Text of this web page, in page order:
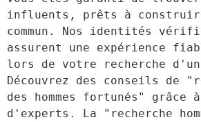
influents, prêts à
commun. Nos identités
assurent une expérience
lors de votre recherche d'un
Découvrez des conseils de
des hommes fortunés" grâce
d'experts. La "recherche